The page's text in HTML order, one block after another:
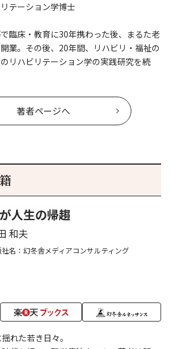
テーション学博士
臨床・教育に30年携わった後、まるた老
業。その後、20年間、リハビリ・福祉の
リハビリテーション学の実践研究を続
著者ページへ
人生の帰趨
和夫
社名：幻冬舎メディアコンサルティング
れた若き日々。